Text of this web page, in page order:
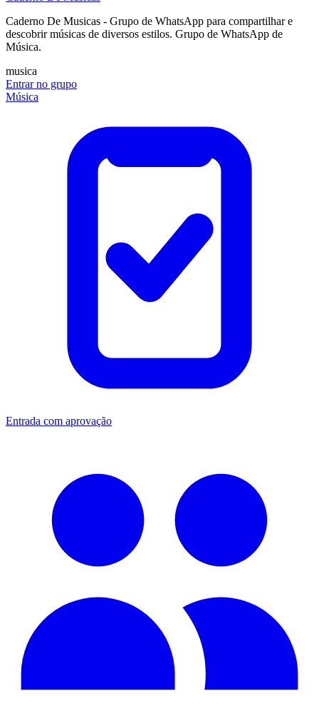
Caderno De Musicas - Grupo de WhatsApp para compartilhar e
descobrir músicas de diversos estilos. Grupo de WhatsApp de
Música.
musica
Entrar no grupo
Música
Entrada com aprovação